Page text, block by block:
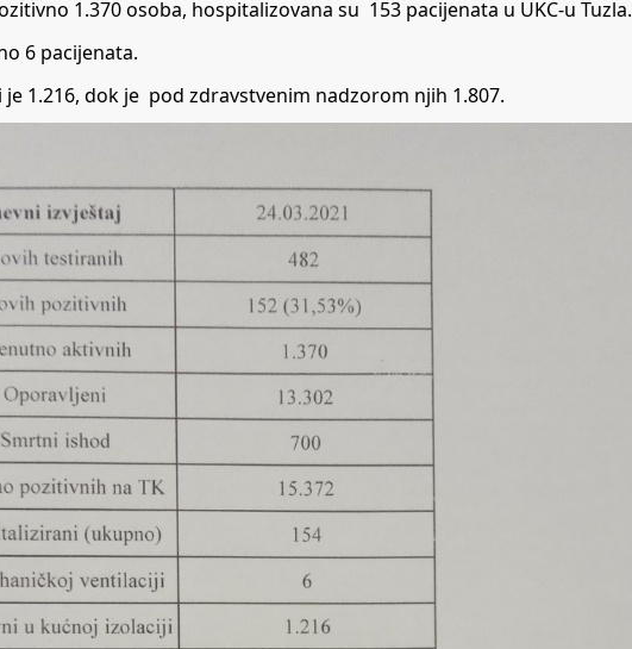
1.370 osoba, hospitalizovana su 153 pacijenata u UKC-u Tuzla.
6 pacijenata.
1.216, dok je pod zdravstvenim nadzorom njih 1.807.